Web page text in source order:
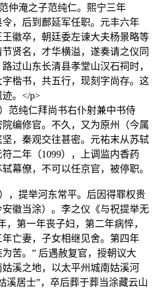
淹之子范纯仁。熙宁三年
令，后到鄜延军任职。元丰六年
王徽卒，朝廷委左谏大夫杨景略等
贤名，才华横溢，遂奏请之仪同
过山东长清县孝堂山汉石祠时，
楷书，共五行，现刻字尚存。这
。</p>
纯仁拜尚书右仆射兼中书侍
编修官。不久，又为原州（今属
，秦观交往甚密。元祐末从苏轼
二年（1099），上调监内香药
幕僚，不可以任京官，被停职。
提举河东常平。后因得罪权贵
徽当涂）。李之仪《与祝提举无
，第一年丧子妇，第二年病悴，
亡妻，子女相继见舍。第四年
苦。” 后遇赦复官，授朝议大
溪之地，以太平州城南姑溪河
溪居士”，卒后葬于葬当涂藏云山